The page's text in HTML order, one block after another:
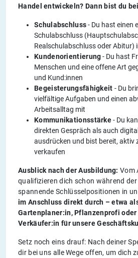
Handel entwickeln? Dann bist du
Schulabschluss- Du hast einen
Schulabschluss
Realschulabschluss oder Abitur)
Kundenorientierung- Du hast
Menschen und eine offene Art
und Kund:innen
Begeisterungsfähigkeit - Du
vielfältige Aufgaben und einen
Arbeitsalltag mit
Kommunikationsstärke- Du
direkten Gespräch als auch
ausdrücken und bist bereit, aktiv
verkaufen
Ausblick nach der Ausbildung: Vom
qualifizieren dich schon während
spannende Schlüsselpositionen in
im Anschluss direkt durch – etwa
Gartenplaner:in, Pflanzenprofi oder
Verkäufer:in für unsere
Setz noch eins drauf: Nach deiner
dir bei uns alle Wege offen, um dich